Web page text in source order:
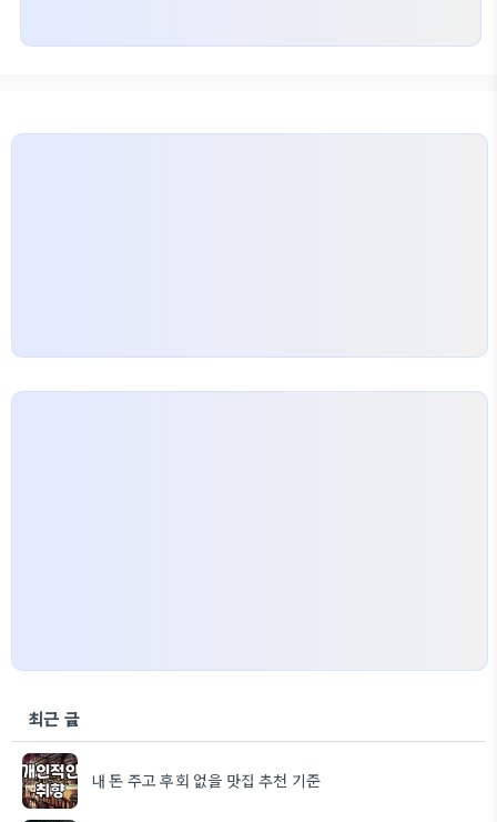
최근 글
내 돈 주고 후회 없을 맛집 추천 기준